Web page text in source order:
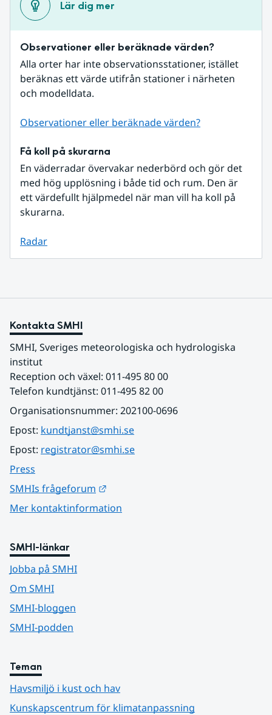
Lär dig mer
Observationer eller beräknade värden?
Alla orter har inte observationsstationer, istället
beräknas ett värde utifrån stationer i närheten
och modelldata.
Observationer eller beräknade värden?
Få koll på skurarna
En väderradar övervakar nederbörd och gör det
med hög upplösning i både tid och rum. Den är
ett värdefullt hjälpmedel när man vill ha koll på
skurarna.
Radar
Kontakta SMHI
SMHI, Sveriges meteorologiska och hydrologiska
institut
Reception och växel: 011-495 80 00
Telefon kundtjänst: 011-495 82 00
Organisationsnummer: 202100-0696
Epost: kundtjanst@smhi.se
Epost: registrator@smhi.se
Press
SMHIs frågeforum
Mer kontaktinformation
SMHI-länkar
Jobba på SMHI
Om SMHI
SMHI-bloggen
SMHI-podden
Teman
Havsmiljö i kust och hav
Kunskapscentrum för klimatanpassning